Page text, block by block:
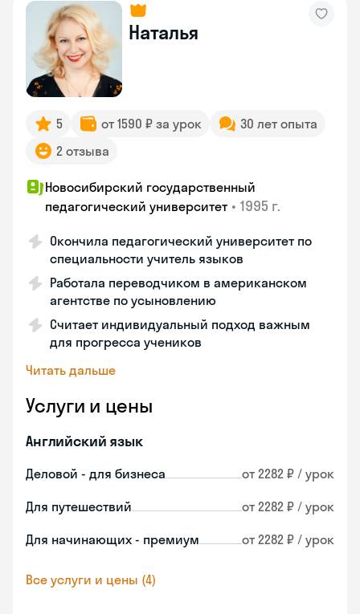
Наталья
5 от 1590 ₽ за урок
30 лет опыта
2 отзыва
Новосибирский государственный
педагогический университет • 1995 г.
Окончила педагогический университет по
специальности учитель языков
Работала переводчиком в американском
агентстве по усыновлению
Считает индивидуальный подход важным
для прогресса учеников
Читать дальше
Услуги и цены
Английский язык
Деловой - для бизнеса от 2282 ₽ / урок
Для путешествий от 2282 ₽ / урок
Для начинающих - премиум от 2282 ₽ / урок
Все услуги и цены (4)